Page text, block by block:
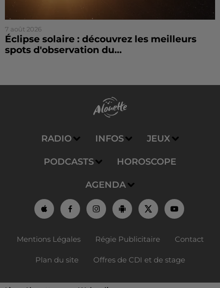
7 août 2026
Éclipse solaire : découvrez les meilleurs
spots d'observation du...
RADIO INFOS JEUX
PODCASTS HOROSCOPE
AGENDA
Mentions Légales Régie Publicitaire Contact
Plan du site Offres de CDI et de stage